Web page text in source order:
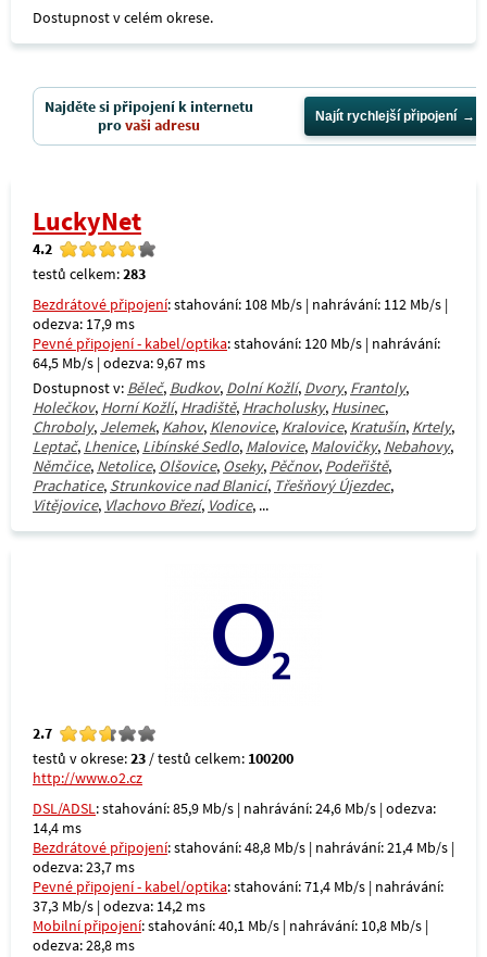
Dostupnost v celém okrese.
Najděte si připojení k internetu
provaši adresu Najít rychlejší připojení
LuckyNet
4.2
testů celkem:283
Bezdrátové připojení: stahování: 108 Mb/s | nahrávání: 112 Mb/s |
odezva: 17,9 ms
Pevné připojení - kabel/optika: stahování: 120 Mb/s | nahrávání:
64,5 Mb/s | odezva: 9,67 ms
Dostupnost v: Běleč, Budkov, Dolní Kožlí, Dvory, Frantoly,
Holečkov, Horní Kožlí, Hradiště, Hracholusky, Husinec,
Chroboly, Jelemek, Kahov, Klenovice, Kralovice, Kratušín, Krtely,
Leptač, Lhenice, Libínské Sedlo, Malovice, Malovičky, Nebahovy,
Němčice, Netolice, Olšovice, Oseky, Pěčnov, Podeřiště,
Prachatice, Strunkovice nad Blanicí, Třešňový Újezdec,
Vitějovice, Vlachovo Březí, Vodice, ...
2.7
testů v okrese:23 / testů celkem: 100200
http://www.o2.cz
DSL/ADSL: stahování: 85,9 Mb/s | nahrávání: 24,6 Mb/s | odezva:
14,4 ms
Bezdrátové připojení: stahování: 48,8 Mb/s | nahrávání: 21,4 Mb/s |
odezva: 23,7 ms
Pevné připojení - kabel/optika: stahování: 71,4 Mb/s | nahrávání:
37,3 Mb/s | odezva: 14,2 ms
Mobilní připojení: stahování: 40,1 Mb/s | nahrávání: 10,8 Mb/s |
odezva: 28,8 ms